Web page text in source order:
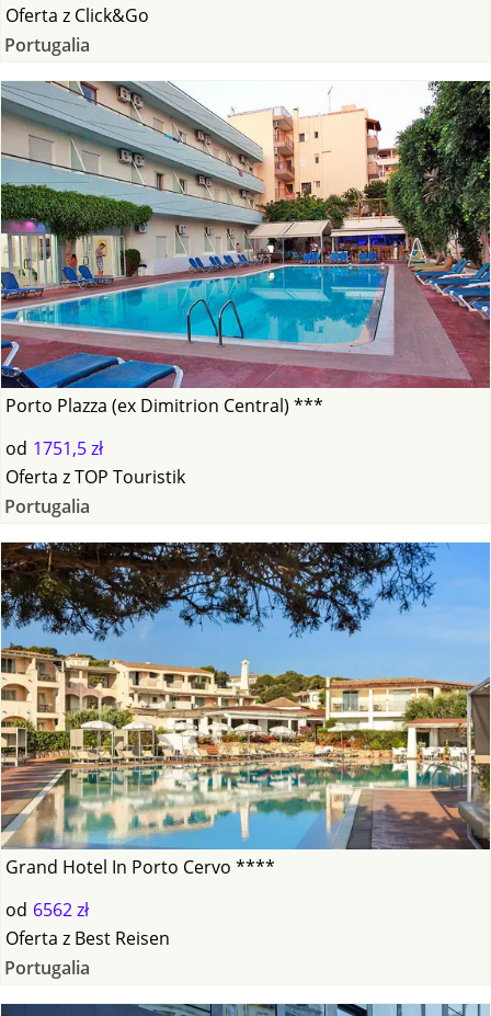
Oferta z Click&Go
Portugalia
Porto Plazza (ex Dimitrion Central) ***
od 1751,5 zł
Oferta zTOP Touristik
Portugalia
Grand Hotel In Porto Cervo ****
od 6562 zł
Oferta z Best Reisen
Portugalia